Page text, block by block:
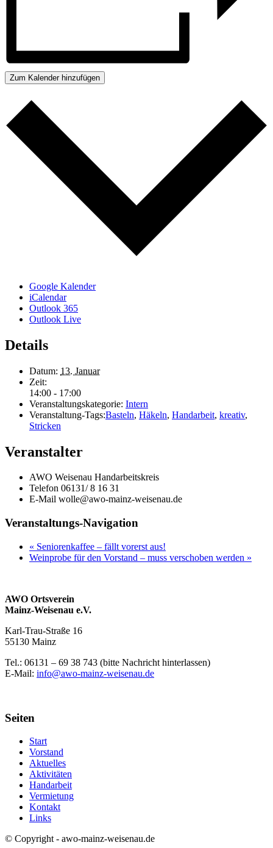
Zum Kalender hinzufügen
Google Kalender
iCalendar
Outlook 365
Outlook Live
Details
Datum: 13. Januar
Zeit:
14:00 - 17:00
Veranstaltungskategorie: Intern
Veranstaltung-Tags:Basteln, Häkeln, Handarbeit, kreativ,
Stricken
Veranstalter
AWO Weisenau Handarbeitskreis
Telefon 06131/ 8 16 31
E-Mail wolle@awo-mainz-weisenau.de
Veranstaltungs-Navigation
« Seniorenkaffee – fällt vorerst aus!
Weinprobe für den Vorstand – muss verschoben werden »
AWO Ortsverein
Mainz-Weisenau e.V.
Karl-Trau-Straße 16
55130 Mainz
Tel.: 06131 – 69 38 743 (bitte Nachricht hinterlassen)
E-Mail: info@awo-mainz-weisenau.de
Seiten
Start
Vorstand
Aktuelles
Aktivitäten
Handarbeit
Vermietung
Kontakt
Links
© Copyright - awo-mainz-weisenau.de